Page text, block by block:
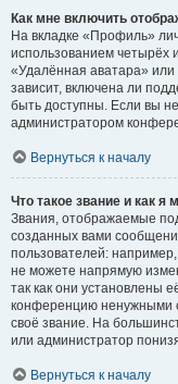
Как мне включить
На вкладке «Профиль»
использованием четырёх
«Удалённая аватара»
зависит, включена ли
быть доступны. Если вы
администратором
Вернуться к началу
Что такое звание и как я
Звания, отображаемые
созданных вами
пользователей:
не можете напрямую
так как они установлены
конференцию ненужными
своё звание. На
или администратор
Вернуться к началу